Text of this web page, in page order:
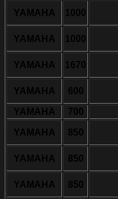
YAMAHA 1000
YAMAHA 1000
YAMAHA 1670
YAMAHA 600
YAMAHA
700
YAMAHA 850
YAMAHA 850
YAMAHA 850